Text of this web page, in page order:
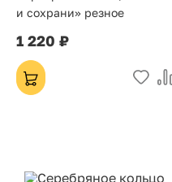
и сохрани» резное
1 220 ₽